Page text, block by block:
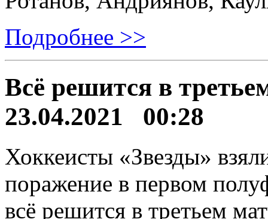
Подробнее >>
Всё решится в
23.04.2021 00:28
Хоккеисты «Звезды»
поражение в первом
всё решится в третьем